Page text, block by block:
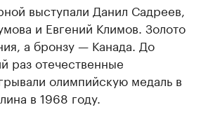
выступали Данил Садреев,
и Евгений Климов. Золото
а бронзу — Канада. До
раз отечественные
олимпийскую медаль в
в 1968 году.